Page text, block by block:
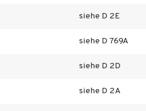
siehe D 2E
siehe D 769A
siehe D 2D
siehe D 2A